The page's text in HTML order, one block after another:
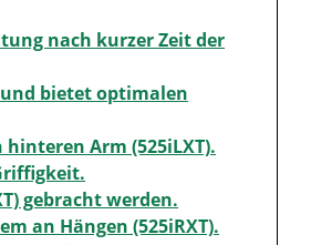
nach kurzer Zeit der
bietet optimalen
Arm (525iLXT).
gebracht werden.
an Hängen (525iRXT).